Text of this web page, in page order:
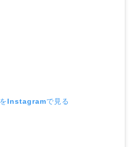
Instagramで見る